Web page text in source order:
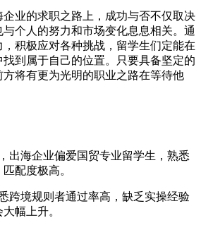
业的求职之路上，成功与否不仅取决
个人的努力和市场变化息息相关。通
积极应对各种挑战，留学生们定能在
到属于自己的位置。只要具备坚定的
将有更为光明的职业之路在等待他
出海企业偏爱国贸专业留学生，熟悉
配度极高。
跨境规则者通过率高，缺乏实操经验
幅上升。